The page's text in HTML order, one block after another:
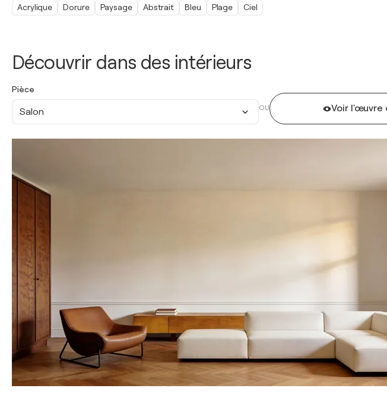
Découvrir dans des intérieurs
Pièce
Salon OU Voir l'œuvre
Acrylique Dorure Paysage Abstrait Bleu Plage Ciel